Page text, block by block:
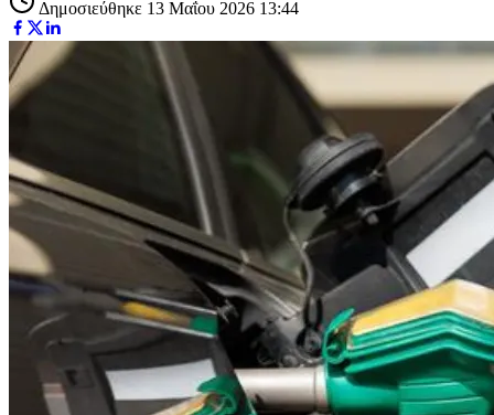
Δημοσιεύθηκε 13 Μαΐου 2026 13:44